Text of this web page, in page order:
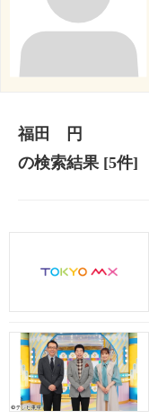
福田 円
の検索結果[5件]